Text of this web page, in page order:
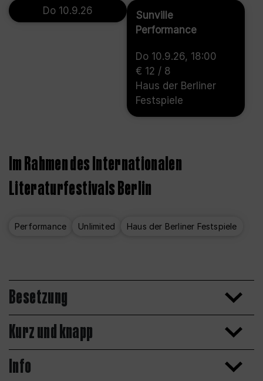
Do 10.9.26
Sunville
Performance
Do 10.9.26, 18:00
€ 12 / 8
Haus der Berliner
Festspiele
Im Rahmen des Internationalen
Literaturfestivals Berlin
Performance Unlimited Haus der Berliner Festspiele
Besetzung
Kurz und knapp
Info